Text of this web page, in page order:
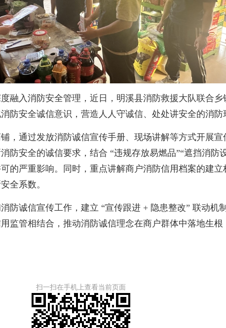
入消防安全管理，近日，明溪县消防救援大队联合乡
防安全诚信意识，营造人人守诚信、处处讲安全的消防
通过发放消防诚信宣传手册、现场讲解等方式开展宣
防安全的诚信要求，结合 “违规存放易燃品”“遮挡消防
的严重影响。同时，重点讲解商户消防信用档案的建
全系数。​
诚信宣传工作，建立 “宣传跟进 + 隐患整改” 联动机
监管相结合，推动消防诚信理念在商户群体中落地生
扫一扫在手机上查看当前页面